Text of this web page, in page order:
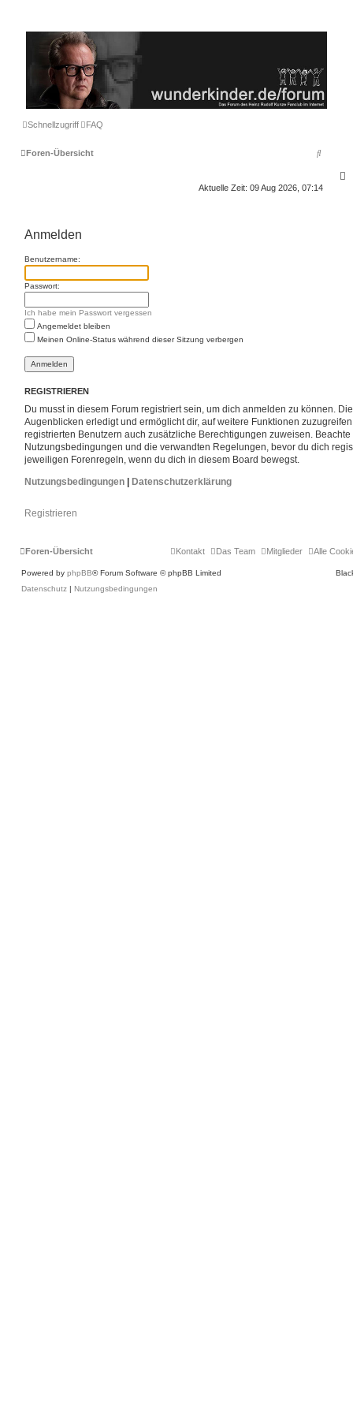
Schnellzugriff FAQ
Foren-Übersicht
c
Aktuelle Zeit: 09 Aug 2026, 07:14
Anmelden
Benutzername:
Passwort:
Ich habe mein Passwort vergessen
Angemeldet bleiben
Meinen Online-Status während dieser Sitzung verbergen
REGISTRIEREN
Du musst in diesem Forum registriert sein, um dich anmelden zu können.
Augenblicken erledigt und ermöglicht dir, auf weitere Funktionen
registrierten Benutzern auch zusätzliche Berechtigungen zuweisen.
Nutzungsbedingungen und die verwandten Regelungen, bevor du dich
jeweiligen Forenregeln, wenn du dich in diesem Board bewegst.
Nutzungsbedingungen
Datenschutzerklärung
Registrieren
Foren-Übersicht Alle
Mitglieder
Das Team
Kontakt
Powered by phpBB® Forum Software © phpBB Limited
Datenschutz | Nutzungsbedingungen